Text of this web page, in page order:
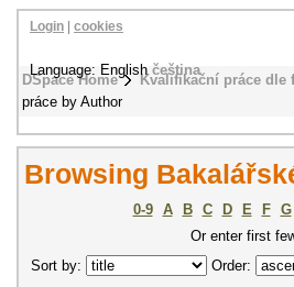
DSpace Home Kvalifikační práce dle
práce by Author
Login cookies
Language: Englishčeština
Browsing
0-9 A B C D E F G
Or enter first
Sort by:
Order: